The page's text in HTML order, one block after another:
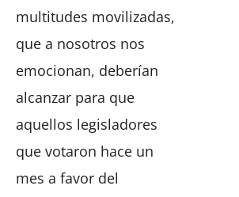
multitudes movilizadas,
que a nosotros nos
emocionan, deberían
alcanzar para que
aquellos legisladores
que votaron hace un
mes a favor del